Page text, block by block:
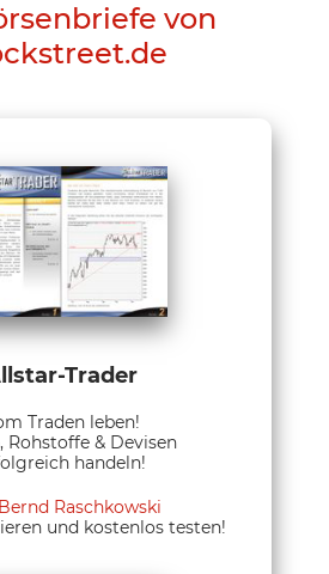
von
Trader
Traden leben!
Rohstoffe & Devisen
handeln!
Bernd Raschkowski
und kostenlos testen!